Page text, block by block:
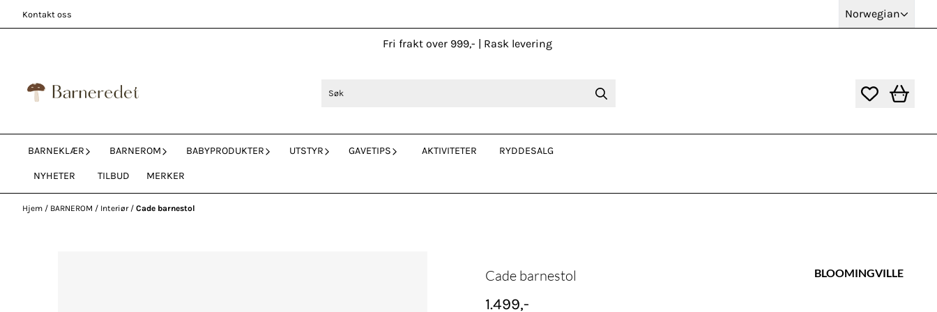
Hopp til innhold
Kontakt oss Norwegian
Fri frakt over 999,- | Rask levering
BARNEKLÆR BARNEROM BABYPRODUKTER UTSTYR GAVETIPS AKTIVITETER RYDDESALG
NYHETER TILBUD MERKER
Hjem / BARNEROM / Interiør / Cade barnestol
Cade barnestol BLOOMINGVILLE
1.499,-